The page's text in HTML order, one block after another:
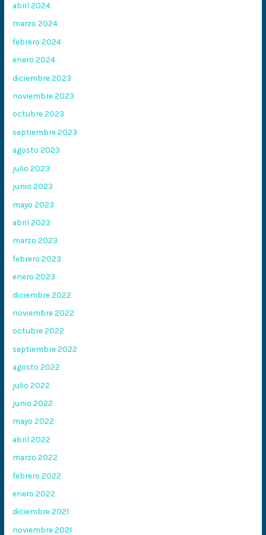
abril 2024
marzo 2024
febrero 2024
enero 2024
diciembre 2023
noviembre 2023
octubre 2023
septiembre 2023
agosto 2023
julio 2023
junio 2023
mayo 2023
abril 2023
marzo 2023
febrero 2023
enero 2023
diciembre 2022
noviembre 2022
octubre 2022
septiembre 2022
agosto 2022
julio 2022
junio 2022
mayo 2022
abril 2022
marzo 2022
febrero 2022
enero 2022
diciembre 2021
noviembre 2021